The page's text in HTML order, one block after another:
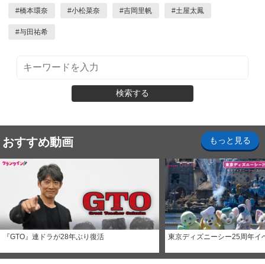
#橋本環奈 #小松菜奈 #吉岡里帆 #土屋太鳳
#与田祐希
検索する
おすすめ動画 もっと見る
『GTO』連ドラが28年ぶり復活 東京ディズニーシー25周年イ